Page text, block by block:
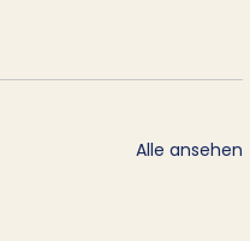
Alle ansehen